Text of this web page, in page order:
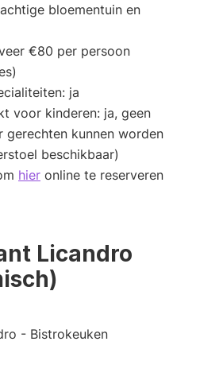
bloementuin en
€80 per persoon
ja
voor kinderen: ja, geen
gerechten kunnen worden
beschikbaar)
hier online te reserveren
Licandro